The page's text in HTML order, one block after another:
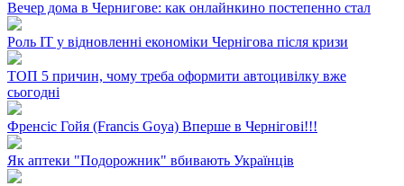
Вечер дома в Чернигове: как онлайнкино постепенно стал
Роль ІТ у відновленні економіки Чернігова після кризи
ТОП 5 причин, чому треба оформити автоцивілку вже
сьогодні
Френсіс Гойя (Francis Goya) Вперше в Чернігові!!!
Як аптеки "Подорожник" вбивають Українців